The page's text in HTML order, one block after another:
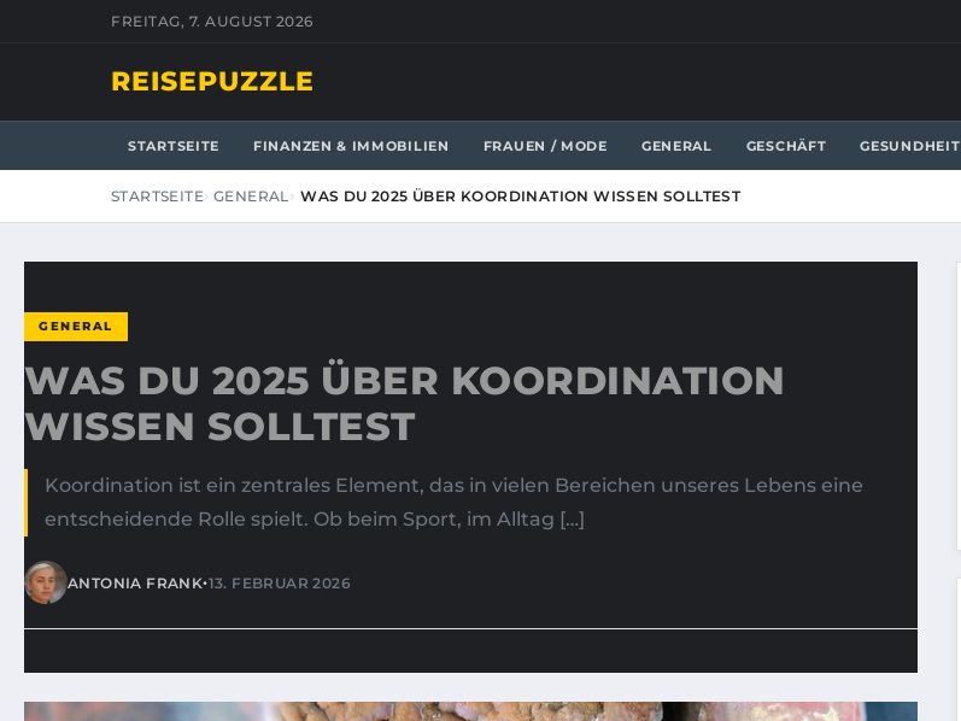
FREITAG, 7. AUGUST 2026
REISEPUZZLE
STARTSEITE FINANZEN & IMMOBILIEN FRAUEN / MODE GENERAL GESCHÄFT GESUNDHEIT
STARTSEITE GENERAL WAS DU 2025 ÜBER KOORDINATION WISSEN SOLLTEST
GENERAL
WAS DU 2025 ÜBER KOORDINATION
WISSEN SOLLTEST
Koordination ist ein zentrales Element, das in vielen Bereichen unseres Lebens eine
entscheidende Rolle spielt. Ob beim Sport, im Alltag […]
ANTONIA FRANK•13. FEBRUAR 2026